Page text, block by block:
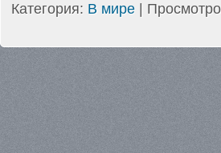
Категория: В мире |